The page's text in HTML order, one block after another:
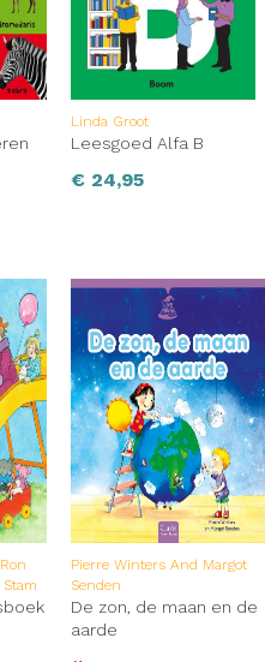
Linda Groot
Leesgoed Alfa B
€24,95
Pierre Winters And Margot
Senden
De zon, de maan en de
aarde